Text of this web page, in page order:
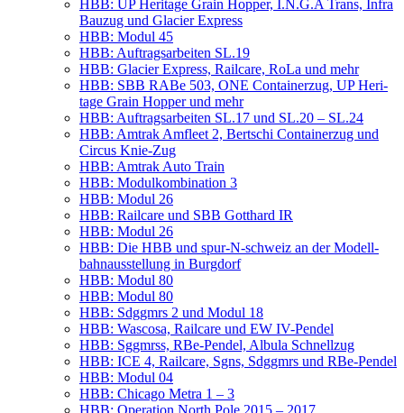
HBB: UP Heri­ta­ge Grain Hop­per, I.N.G.A Trans, Inf­ra
Bau­zug und Gla­cier Express
HBB: Modul 45
HBB: Auf­trags­ar­bei­ten SL.19
HBB: Gla­cier Express, Rail­ca­re, RoLa und mehr
HBB: SBB RABe 503, ONE Con­tai­ner­zug, UP Heri­
ta­ge Grain Hop­per und mehr
HBB: Auf­trags­ar­bei­ten SL.17 und SL.20 – SL.24
HBB: Amtrak Amfleet 2, Bert­schi Con­tai­ner­zug und
Cir­cus Knie-Zug
HBB: Amtrak Auto Train
HBB: Modul­kom­bi­na­ti­on 3
HBB: Modul 26
HBB: Rail­ca­re und SBB Gott­hard IR
HBB: Modul 26
HBB: Die HBB und spur-N-schweiz an der Modell­
bahn­aus­stel­lung in Burgdorf
HBB: Modul 80
HBB: Modul 80
HBB: Sdggmrs 2 und Modul 18
HBB: Was­co­sa, Rail­ca­re und EW IV-Pendel
HBB: Sggmrss, RBe-Pen­del, Albu­la Schnellzug
HBB: ICE 4, Rail­ca­re, Sgns, Sdggmrs und RBe-Pendel
HBB: Modul 04
HBB: Chi­ca­go Metra 1 – 3
HBB: Ope­ra­ti­on North Pole 2015 – 2017